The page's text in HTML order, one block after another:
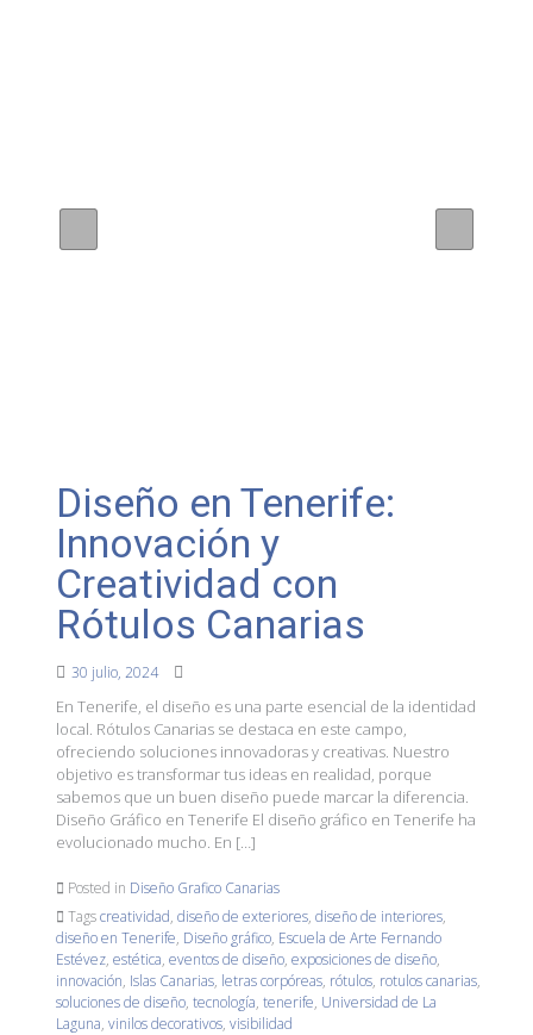
Diseño en Tenerife:
Innovación y
Creatividad con
Rótulos Canarias
30 julio, 2024
En Tenerife, el diseño es una parte esencial de la identidad
local. Rótulos Canarias se destaca en este campo,
ofreciendo soluciones innovadoras y creativas. Nuestro
objetivo es transformar tus ideas en realidad, porque
sabemos que un buen diseño puede marcar la diferencia.
Diseño Gráfico en Tenerife El diseño gráfico en Tenerife ha
evolucionado mucho. En […]
Posted in Diseño Grafico Canarias
Tagscreatividad,diseño de exteriores,diseño de interiores,
diseño en Tenerife, Diseño gráfico, Escuela de Arte Fernando
Estévez,estética,eventos de diseño,exposiciones de diseño,
innovación, Islas Canarias, letras corpóreas, rótulos, rotulos canarias,
soluciones de diseño,tecnología,tenerife, Universidad de La
Laguna,vinilos decorativos,visibilidad